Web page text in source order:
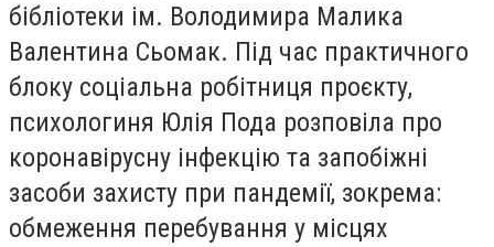
бібліотеки ім. Володимира Малика
Валентина Сьомак. Під час практичного
блоку соціальна робітниця проєкту,
психологиня Юлія Пода розповіла про
коронавірусну інфекцію та запобіжні
засоби захисту при пандемії, зокрема:
обмеження перебування у місцях